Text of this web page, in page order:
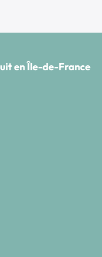
en Île-de-France